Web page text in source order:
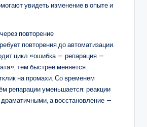
увидеть изменение в опыте и
повторение
повторения до автоматизации.
цикл «ошибка — репарация —
тем быстрее меняется
на промахи. Со временем
репарации уменьшается: реакции
драматичными, а восстановление —